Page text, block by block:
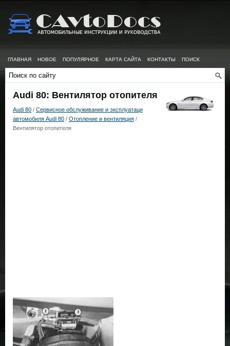
ГЛАВНАЯ НОВОЕ ПОПУЛЯРНОЕ КАРТА САЙТА КОНТАКТЫ ПОИСК
Audi 80: Вентилятор отопителя
Audi 80 / Сервисное обслуживание и эксплуатаци
автомобиля Audi 80 / Отопление и вентиляция /
Вентилятор отопителя